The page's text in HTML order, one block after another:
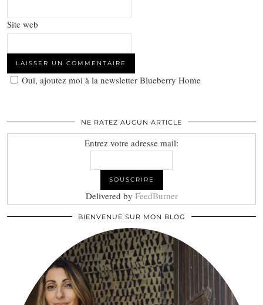
Site web
Oui, ajoutez moi à la newsletter Blueberry Home
NE RATEZ AUCUN ARTICLE
Entrez votre adresse mail:
Delivered by FeedBurner
BIENVENUE SUR MON BLOG